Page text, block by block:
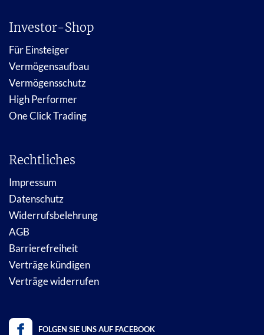
Investor-Shop
Für Einsteiger
Vermögensaufbau
Vermögensschutz
High Performer
One Click Trading
Rechtliches
Impressum
Datenschutz
Widerrufsbelehrung
AGB
Barrierefreiheit
Verträge kündigen
Verträge widerrufen
FOLGEN SIE UNS AUF FACEBOOK